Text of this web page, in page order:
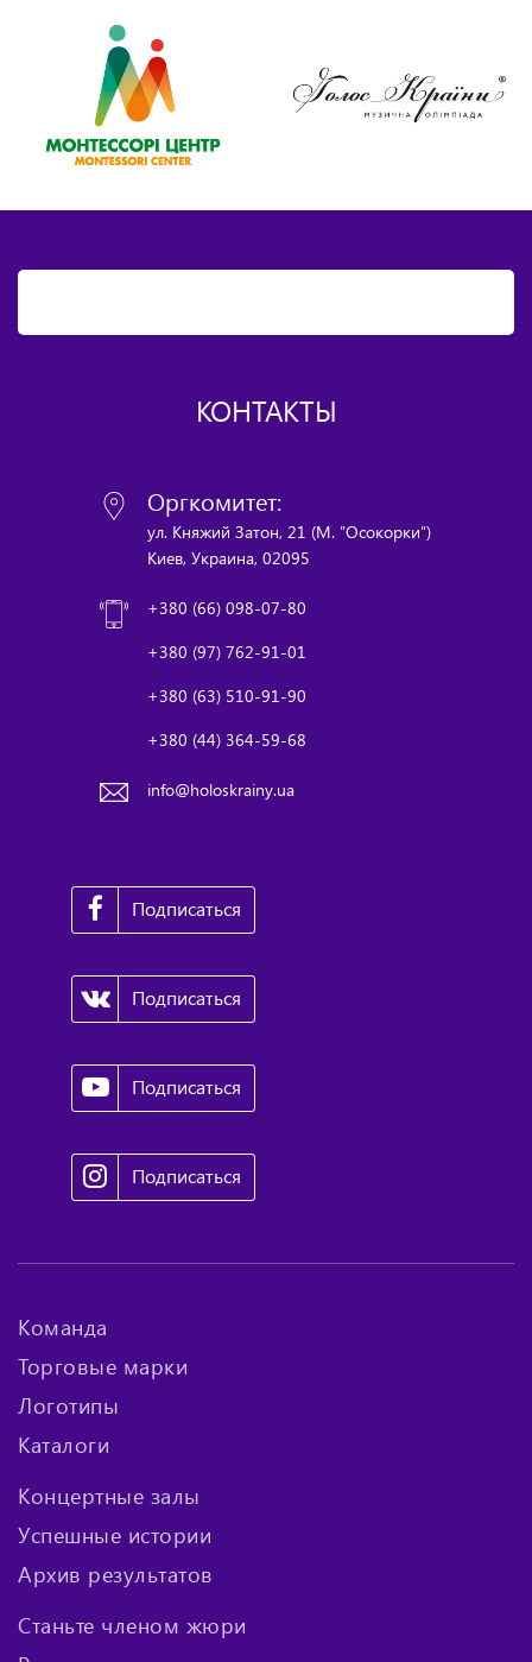
КОНТАКТЫ
Оргкомитет:
ул. Княжий Затон, 21 (М. "Осокорки")
Киев, Украина, 02095
+380 (66) 098-07-80
+380 (97) 762-91-01
+380 (63) 510-91-90
+380 (44) 364-59-68
info@holoskrainy.ua
Подписаться
Подписаться
Подписаться
Подписаться
Команда
Торговые марки
Логотипы
Каталоги
Концертные залы
Успешные истории
Архив результатов
Станьте членом жюри